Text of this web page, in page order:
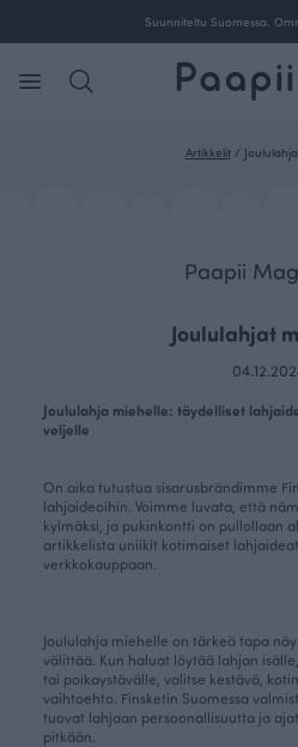
Suunniteltu Suomessa.
Artikkelit/
Paapii
Joululahjat
Joululahja miehelle: täydelliset
veljelle
On aika tutustua sisarusbrändimme
lahjaideoihin. Voimme luvata, että
kylmäksi, ja pukinkontti on pullollaan
artikkelista uniikit kotimaiset
verkkokauppaan
Joululahja miehelle on tärkeä tapa
välittää. Kun haluat löytää lahjan
tai poikaystävälle, valitse kestävä,
vaihtoehto. Finsketin Suomessa
tuovat lahjaan persoonallisuutta ja
pitkään.